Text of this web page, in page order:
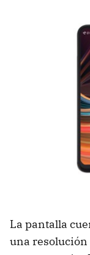
La pantalla
una